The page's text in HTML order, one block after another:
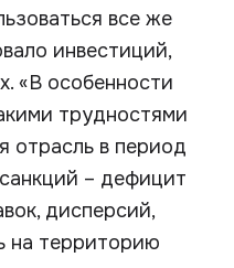
все же
инвестиций,
«В особенности
трудностями
отрасль в период
– дефицит
дисперсий,
на территорию